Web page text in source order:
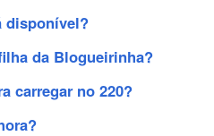
disponível?
da Blogueirinha?
carregar no 220?